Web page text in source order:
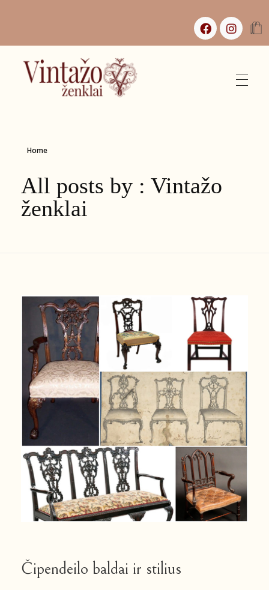
Home
All posts by : Vintažo
ženklai
Čipendeilo baldai ir stilius